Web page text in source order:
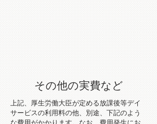
その他の実費など
上記、厚生労働大臣が定める放課後等デイ
サービスの利用料の他、別途、下記のよう